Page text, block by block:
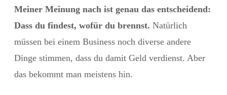
Meiner Meinung nach ist genau das entscheidend:
Dass du findest, wofür du brennst. Natürlich
müssen bei einem Business noch diverse andere
Dinge stimmen, dass du damit Geld verdienst. Aber
das bekommt man meistens hin.